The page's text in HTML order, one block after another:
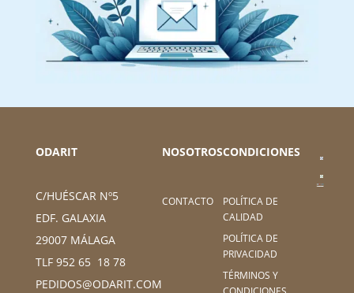
ODARIT
C/HUÉSCAR Nº5
EDF. GALAXIA
29007 MÁLAGA
TLF 952 65 18 78
PEDIDOS@ODARIT.COM
NOSOTROS
CONTACTO
CONDICIONES
POLÍTICA DE
CALIDAD
POLÍTICA DE
PRIVACIDAD
TÉRMINOS Y